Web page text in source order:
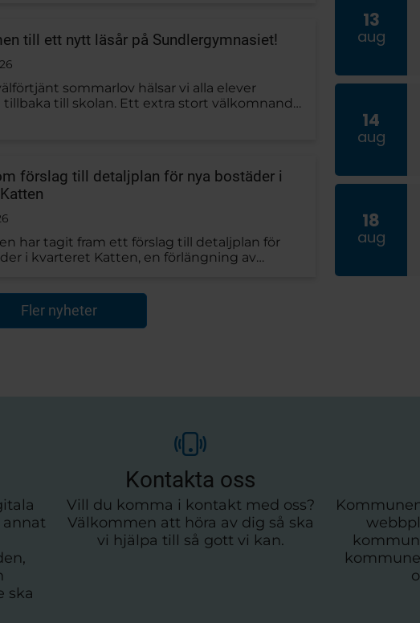
till ett nytt läsår på Sundlergymnasiet!
sommarlov hälsar vi alla elever
tillbaka till skolan. Ett extra stort välkomnande
förslag till detaljplan för nya bostäder i
har tagit fram ett förslag till detaljplan för
i kvarteret Katten, en förlängning av
och lämna synpunkter på förslaget.
Fler nyheter
13
aug
Datum
14
aug
Datum
18
aug
ska
Kontakta oss
Vill du komma i kontakt med oss?
Välkommen att höra av dig så ska
vi hjälpa till så gott vi kan.